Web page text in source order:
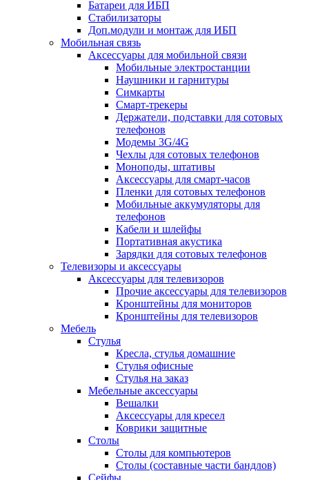
Батареи для ИБП
Стабилизаторы
Доп.модули и монтаж для ИБП
Мобильная связь
Аксессуары для мобильной связи
Мобильные электростанции
Наушники и гарнитуры
Симкарты
Смарт-трекеры
Держатели, подставки для сотовых
телефонов
Модемы 3G/4G
Чехлы для сотовых телефонов
Моноподы, штативы
Аксессуары для смарт-часов
Пленки для сотовых телефонов
Мобильные аккумуляторы для
телефонов
Кабели и шлейфы
Портативная акустика
Зарядки для сотовых телефонов
Телевизоры и аксессуары
Аксессуары для телевизоров
Прочие аксессуары для телевизоров
Кронштейны для мониторов
Кронштейны для телевизоров
Мебель
Стулья
Кресла, стулья домашние
Стулья офисные
Стулья на заказ
Мебельные аксессуары
Вешалки
Аксессуары для кресел
Коврики защитные
Столы
Столы для компьютеров
Столы (составные части бандлов)
Сейфы